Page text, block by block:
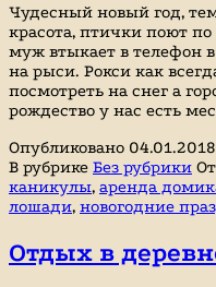
Чудесный новый год,
красота, птички поют
муж втыкает в телефон
на рыси. Рокси как
посмотреть на снег а
рождество у нас есть
Опубликовано 04.01.2018
В рубрике Без рубрики
каникулы, аренда
лошади, новогодние
Отдых в